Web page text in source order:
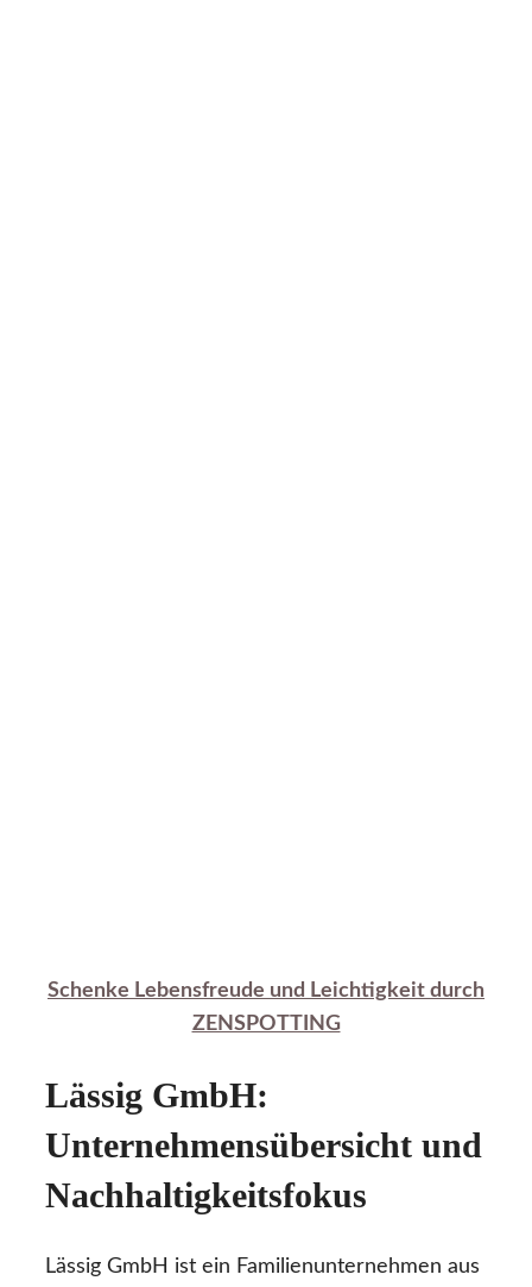
Schenke Lebensfreude und Leichtigkeit durch
ZENSPOTTING
Lässig GmbH:
Unternehmensübersicht und
Nachhaltigkeitsfokus
Lässig GmbH ist ein Familienunternehmen aus